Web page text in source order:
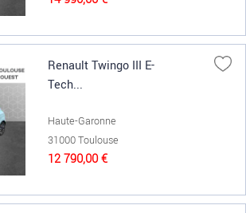
Renault Twingo III E-
Tech...
Haute-Garonne
31000 Toulouse
12 790,00 €